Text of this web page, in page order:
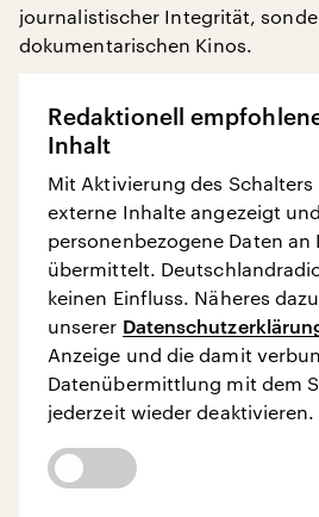
journalistischer Integrität,
dokumentarischen Kinos.
Redaktionell
Inhalt
Mit Aktivierung des Schalters
externe Inhalte angezeigt und
personenbezogene Daten
übermittelt.
keinen Einfluss. Näheres
unserer
Anzeige und die damit
Datenübermittlung mit dem
jederzeit wieder deaktivieren.